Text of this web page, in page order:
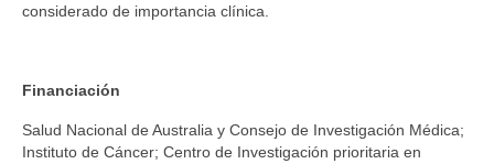
considerado de importancia clínica.
Financiación
Salud Nacional de Australia y Consejo de Investigación Médica;
Instituto de Cáncer; Centro de Investigación prioritaria en